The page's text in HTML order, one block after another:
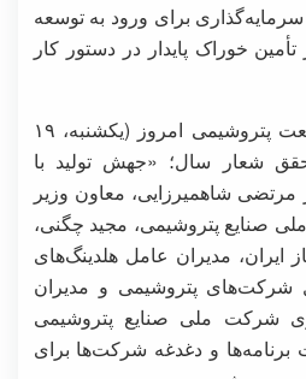
برای ورود به توسعه
خوراک پایدار در دستور کار
نشست مدیران ارشد صنعت پتروشیمی امروز (یکشنبه، ۱۹
شعار سال؛ «جهش تولید با
شاهمیرزایی، معاون وزیر
صنایع پتروشیمی، مجید چگنی،
مدیران عامل هلدینگ‌های
شرکت‌های پتروشیمی و مدیران
شرکت ملی صنایع پتروشیمی
و دغدغه شرکت‌ها برای